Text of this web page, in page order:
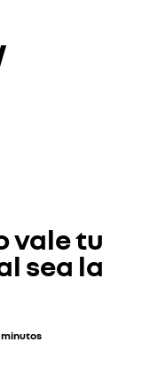
vale tu
sea la
minutos